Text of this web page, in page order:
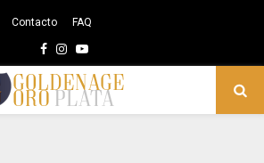
Contacto FAQ
Facebook
Instagram
Youtube